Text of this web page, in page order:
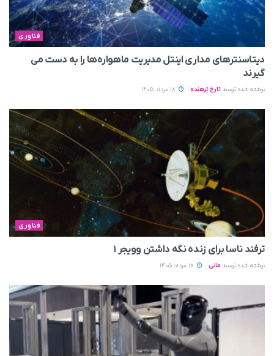
فناوری
دیتاسنترهای مداری اینتل مدیریت ماهواره‌ها را به دست می‌
گیرند
نوشته شده توسط تارخ ترهنده
فناوری
ترفند ناسا برای زنده نگه داشتن وویجر ۱
نوشته شده توسط مانی